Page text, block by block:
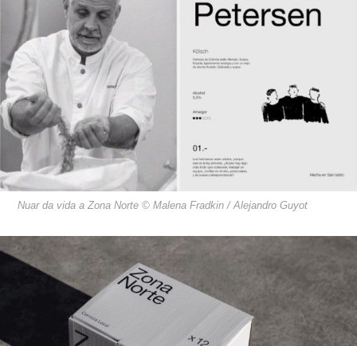
Nuar da vida a Zona Norte © Malena Fradkin / Alejandro Guyot